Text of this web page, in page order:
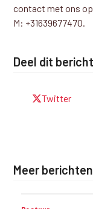
contact met ons
M: +31639677470.
Deel dit bericht
Twitter
Meer berichten